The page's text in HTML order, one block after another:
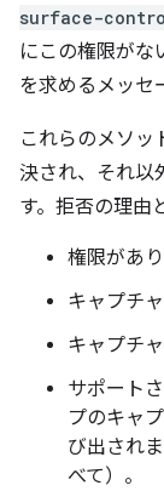
surface-
にこの権限がな
を求めるメッセ
これらのメソッ
決され、それ以
す。拒否の理由
権限があり
キャプチ
キャプチ
サポート
プのキャ
び出され
べて）。